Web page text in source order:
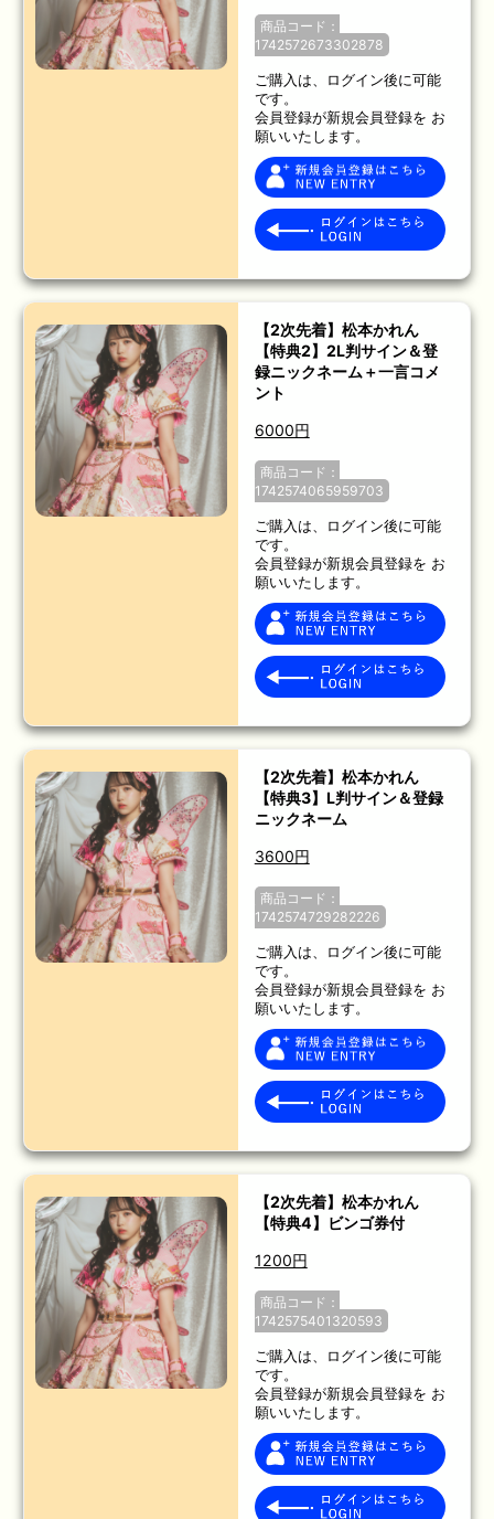
商品コード：
1742572673302878
ご購入は、ログイン後に可能
です。
会員登録が新規会員登録を お
願いいたします。
【2次先着】松本かれん
【特典2】2L判サイン＆登
録ニックネーム＋一言コメ
ント
6000円
商品コード：
1742574065959703
ご購入は、ログイン後に可能
です。
会員登録が新規会員登録を お
願いいたします。
【2次先着】松本かれん
【特典3】L判サイン＆登録
ニックネーム
3600円
商品コード：
1742574729282226
ご購入は、ログイン後に可能
です。
会員登録が新規会員登録を お
願いいたします。
【2次先着】松本かれん
【特典4】ビンゴ券付
1200円
商品コード：
1742575401320593
ご購入は、ログイン後に可能
です。
会員登録が新規会員登録を お
願いいたします。